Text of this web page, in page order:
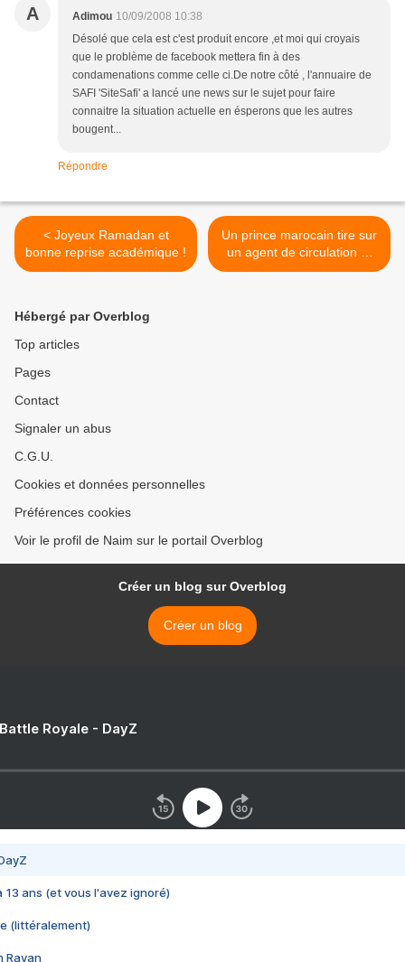
A Adimou 10/09/2008 10:38
Désolé que cela est c'est produit encore ,et moi qui croyais
que le problème de facebook mettera fin à des
condamenations comme celle ci.De notre côté , l'annuaire de
SAFI 'SiteSafi' a lancé une news sur le sujet pour faire
connaitre la situation actuelle en ésperons que les autres
bougent...
Répondre
< Joyeux Ramadan et
bonne reprise académique !
Un prince marocain tire sur
un agent de circulation et
s'en tire ! >
Hébergé par Overblog
Top articles
Pages
Contact
Signaler un abus
C.G.U.
Cookies et données personnelles
Préférences cookies
Voir le profil de Naim sur le portail Overblog
Créer un blog sur Overblog
Créer un blog
Royale - DayZ
13 ans (et vous l'avez ignoré)
(littéralement)
Rayan